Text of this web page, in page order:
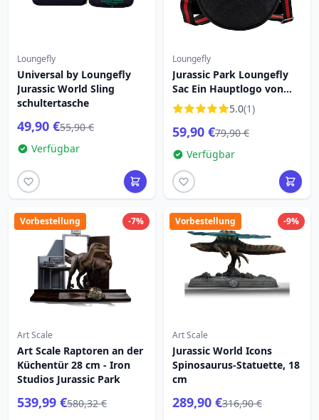
Loungefly
Universal by Loungefly
Jurassic World Sling
schultertasche
49,90 €55,90 €
Verfügbar
Loungefly
Jurassic Park Loungefly
Sac Ein Hauptlogo von
Jurassic Park5.0(1)
59,90 €79,90 €
Verfügbar
-7%
Vorbestellung
Art Scale
Art Scale Raptoren an der
Küchentür 28 cm - Iron
Studios Jurassic Park
539,99 €580,32 €
-9%
Vorbestellung
Art Scale
Jurassic World Icons
Spinosaurus-Statuette, 18
cm
289,90 €316,90 €